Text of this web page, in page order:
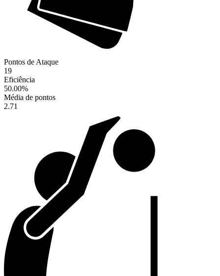
Pontos de Ataque
19
Eficiência
50.00%
Média de pontos
2.71